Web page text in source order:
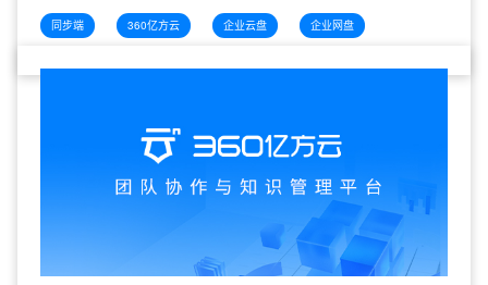
发布会当天正式向所有用户推出文件同步端。亿方云文件同步
端，将用户选定的文件夹进行本地和云端的同步，并且是持续的
实时
同步端 360亿方云 企业云盘 企业网盘